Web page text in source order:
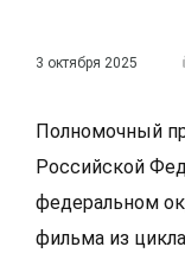
3 октября 2025
Полномочный
Российской
федеральном
фильма из